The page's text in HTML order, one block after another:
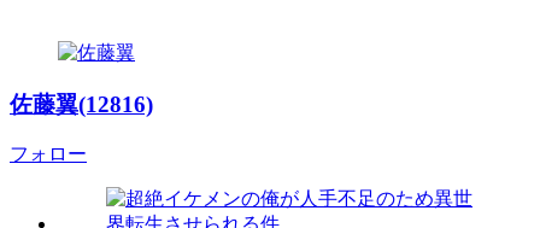
佐藤翼(12816)
フォロー